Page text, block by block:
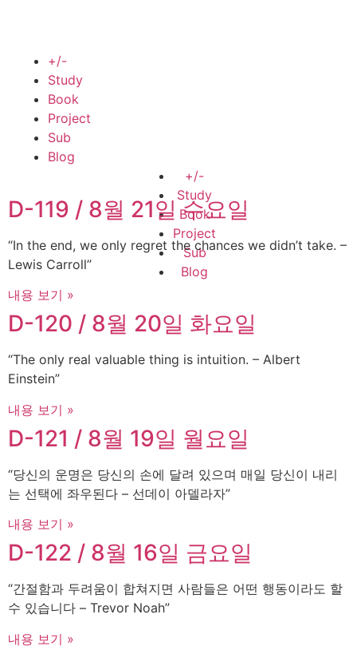
+/-
Study
Book
Project
Sub
Blog
+/-
Study
Book
Project
Sub
Blog
D-119 / 8월 21일 수요일
“In the end, we only regret the chances we didn’t take. –
Lewis Carroll”
내용 보기 »
D-120 / 8월 20일 화요일
“The only real valuable thing is intuition. – Albert
Einstein”
내용 보기 »
D-121 / 8월 19일 월요일
“당신의 운명은 당신의 손에 달려 있으며 매일 당신이 내리
는 선택에 좌우된다 – 선데이 아델라자”
내용 보기 »
D-122 / 8월 16일 금요일
“간절함과 두려움이 합쳐지면 사람들은 어떤 행동이라도 할
수 있습니다 – Trevor Noah”
내용 보기 »